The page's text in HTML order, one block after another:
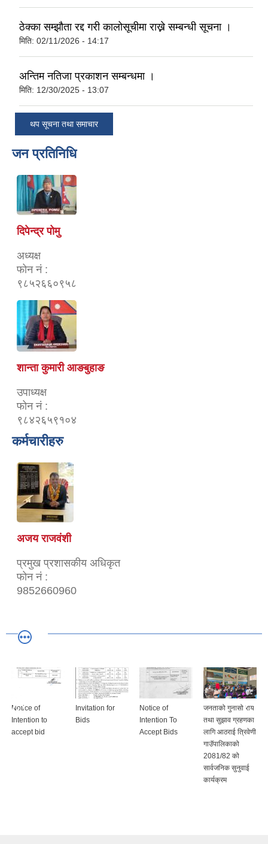
ठेक्का सम्झौता रद्द गरी कालोसूचीमा राख्ने सम्बन्धी सूचना ।
मिति: 02/11/2026 - 14:17
अन्तिम नतिजा प्रकाशन सम्बन्धमा ।
मिति: 12/30/2025 - 13:07
थप सूचना तथा समाचार
जन प्रतिनिधि
दिपेन्द्र पोमु
अध्यक्ष
फोन नं :
९८५२६६०९५८
शान्ता कुमारी आङबुहाङ
उपाध्यक्ष
फोन नं :
९८४२६५९१०४
कर्मचारीहरु
अजय राजवंशी
प्रमुख प्रशासकीय अधिकृत
फोन नं :
9852660960
Notice of
Intention to
accept bid
Invitation for
Bids
Notice of
Intention To
Accept Bids
जनताको गुनासो राय
तथा सुझाव ग्रहणका
लागि आठराई त्रिवेणी
गाउॅपालिकाको
2081/82 को
सार्वजनिक सुनुवाई
कार्यक्रम